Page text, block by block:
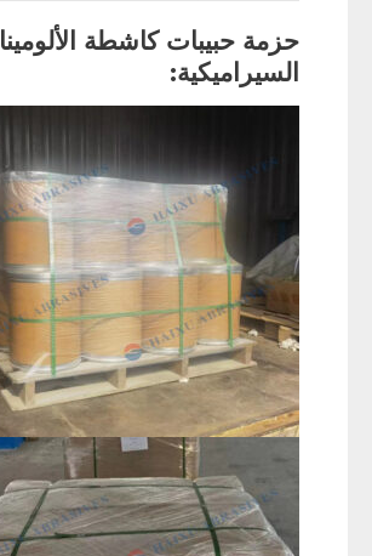
حزمة حبيبات كاشطة الألومينا
السيراميكية: